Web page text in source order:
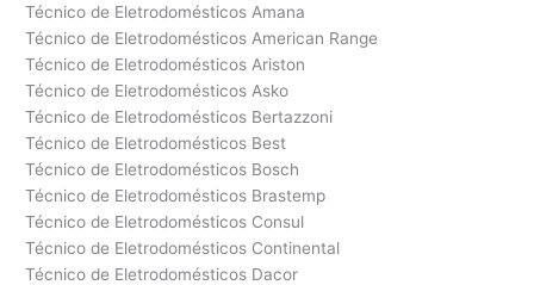
Técnico de Eletrodomésticos Amana
Técnico de Eletrodomésticos American Range
Técnico de Eletrodomésticos Ariston
Técnico de Eletrodomésticos Asko
Técnico de Eletrodomésticos Bertazzoni
Técnico de Eletrodomésticos Best
Técnico de Eletrodomésticos Bosch
Técnico de Eletrodomésticos Brastemp
Técnico de Eletrodomésticos Consul
Técnico de Eletrodomésticos Continental
Técnico de Eletrodomésticos Dacor